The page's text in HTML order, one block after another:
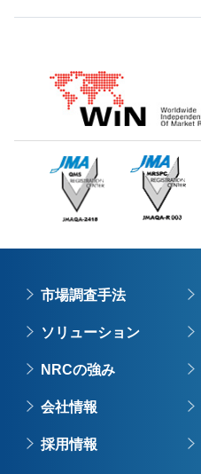
市場調査手法
ソリューション
NRCの強み
会社情報
採用情報